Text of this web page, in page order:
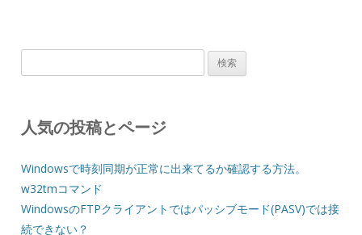
索:
人気の投稿とページ
Windowsで時刻同期が正常に出来てるか確認する方法。
w32tmコマンド
WindowsのFTPクライアントではパッシブモード(PASV)では接
続できない？